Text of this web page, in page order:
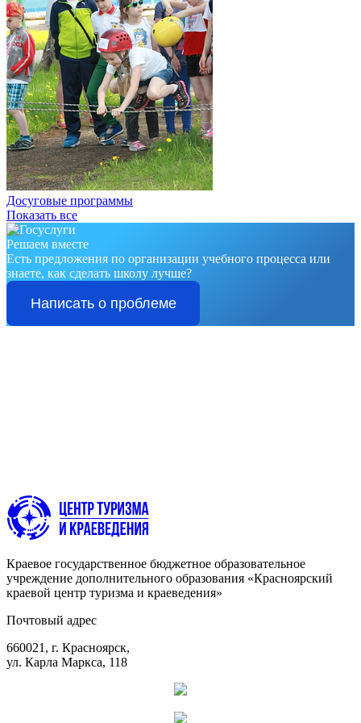
Досуговые программы
Показать все
Решаем вместе
Есть предложения по организации учебного процесса или
знаете, как сделать школу лучше?
Написать о проблеме
Краевое государственное бюджетное образовательное
учреждение дополнительного образования «Красноярский
краевой центр туризма и краеведения»
Почтовый адрес
660021, г. Красноярск,
ул. Карла Маркса, 118